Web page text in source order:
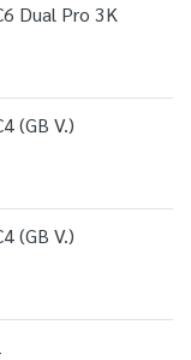
Dual Pro 3K
(GB V.)
(GB V.)